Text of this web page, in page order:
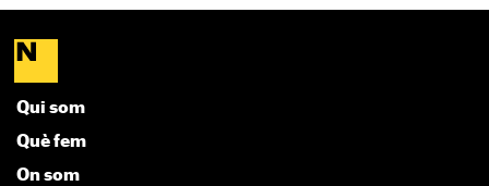
Qui som
Què fem
On som